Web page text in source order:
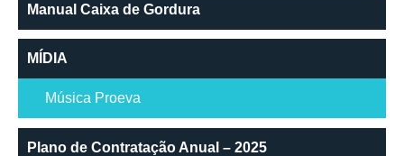
Manual Caixa de Gordura
MÍDIA
Música Proeva
Plano de Contratação Anual – 2025